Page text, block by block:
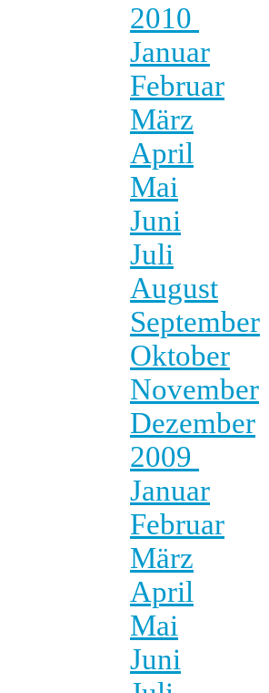
2010
Januar
Februar
März
April
Mai
Juni
Juli
August
September
Oktober
November
Dezember
2009
Januar
Februar
März
April
Mai
Juni